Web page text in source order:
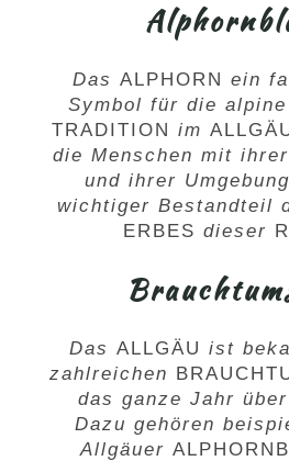
Das ALPHORN ein
Symbol für die alpine
TRADITION im
die Menschen mit ihrer
und ihrer
wichtiger Bestandteil
ERBES dieser
DasALLGÄU ist
zahlreichen
das ganze Jahr
Dazu gehören
Allgäuer